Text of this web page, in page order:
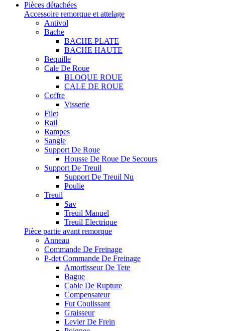
Pièces détachées
Accessoire remorque et attelage
Antivol
Bache
BACHE PLATE
BACHE HAUTE
Bequille
Cale De Roue
BLOQUE ROUE
CALE DE ROUE
Coffre
Visserie
Filet
Rail
Rampes
Sangle
Support De Roue
Housse De Roue De Secours
Support De Treuil
Support De Treuil Nu
Poulie
Treuil
Sav
Treuil Manuel
Treuil Electrique
Pièce partie avant remorque
Anneau
Commande De Freinage
P-det Commande De Freinage
Amortisseur De Tete
Bague
Cable De Rupture
Compensateur
Fut Coulissant
Graisseur
Levier De Frein